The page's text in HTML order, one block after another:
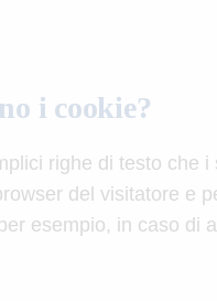
i cookie?
righe di testo che
del visitatore e
esempio, in caso di